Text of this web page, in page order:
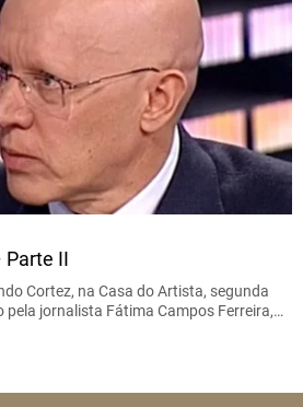
Parte II
Cortez, na Casa do Artista, segunda
pela jornalista Fátima Campos Ferreira,…